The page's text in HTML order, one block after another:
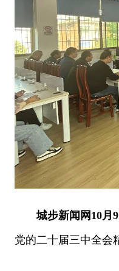
城步新闻网10月
党的二十届三中全会